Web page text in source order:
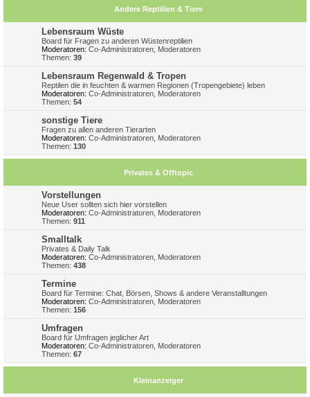
Andere Reptilien & Tiere
Lebensraum Wüste
Board für Fragen zu anderen Wüstenreptilien
Moderatoren: Co-Administratoren Moderatoren
Themen: 39
Lebensraum Regenwald & Tropen
Reptilen die in feuchten & warmen Regionen (Tropengebiete) leben
Moderatoren: Co-Administratoren Moderatoren
Themen: 54
sonstige Tiere
Fragen zu allen anderen Tierarten
Moderatoren: Co-Administratoren Moderatoren
Themen: 130
Privates & Offtopic
Vorstellungen
Neue User sollten sich hier vorstellen
Moderatoren: Co-Administratoren Moderatoren
Themen: 911
Smalltalk
Privates & Daily Talk
Moderatoren: Co-Administratoren Moderatoren
Themen: 438
Termine
Board für Termine: Chat, Börsen, Shows & andere Veranstalltungen
Moderatoren: Co-Administratoren Moderatoren
Themen: 156
Umfragen
Board für Umfragen jeglicher Art
Moderatoren: Co-Administratoren Moderatoren
Themen: 67
Kleinanzeiger